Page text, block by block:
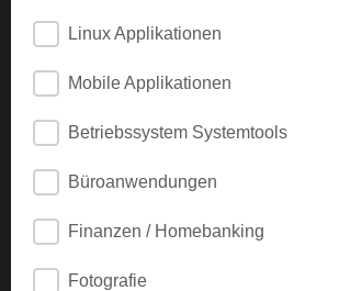
Linux Applikationen
Mobile Applikationen
Betriebssystem Systemtools
Büroanwendungen
Finanzen / Homebanking
Fotografie